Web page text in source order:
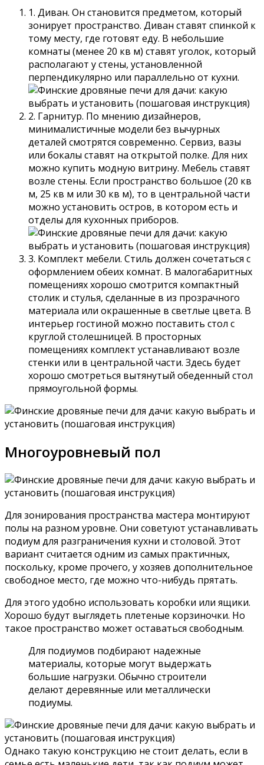
1. Диван. Он становится предметом, который
зонирует пространство. Диван ставят спинкой к
тому месту, где готовят еду. В небольшие
комнаты (менее 20 кв м) ставят уголок, который
располагают у стены, установленной
перпендикулярно или параллельно от кухни.
2. Гарнитур. По мнению дизайнеров,
минималистичные модели без вычурных
деталей смотрятся современно. Сервиз, вазы
или бокалы ставят на открытой полке. Для них
можно купить модную витрину. Мебель ставят
возле стены. Если пространство большое (20 кв
м, 25 кв м или 30 кв м), то в центральной части
можно установить остров, в котором есть и
отделы для кухонных приборов.
3. Комплект мебели. Стиль должен сочетаться с
оформлением обеих комнат. В малогабаритных
помещениях хорошо смотрится компактный
столик и стулья, сделанные в из прозрачного
материала или окрашенные в светлые цвета. В
интерьер гостиной можно поставить стол с
круглой столешницей. В просторных
помещениях комплект устанавливают возле
стенки или в центральной части. Здесь будет
хорошо смотреться вытянутый обеденный стол
прямоугольной формы.
Многоуровневый пол
Для зонирования пространства мастера монтируют
полы на разном уровне. Они советуют устанавливать
подиум для разграничения кухни и столовой. Этот
вариант считается одним из самых практичных,
поскольку, кроме прочего, у хозяев дополнительное
свободное место, где можно что-нибудь прятать.
Для этого удобно использовать коробки или ящики.
Хорошо будут выглядеть плетеные корзиночки. Но
такое пространство может оставаться свободным.
Для подиумов подбирают надежные
материалы, которые могут выдержать
большие нагрузки. Обычно строители
делают деревянные или металлически
подиумы.
Однако такую конструкцию не стоит делать, если в